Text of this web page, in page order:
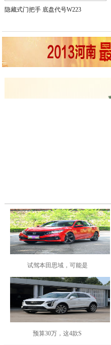
隐藏式门把手 底盘代号W223
试驾本田思域，可能是
预算30万，这4款S